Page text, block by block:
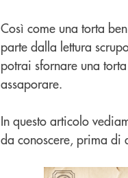
Così come una torta
parte dalla lettura
potrai sfornare una
assaporare.
In questo articolo
da conoscere, prima di